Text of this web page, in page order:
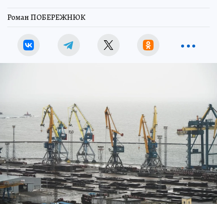
Роман ПОБЕРЕЖНЮК